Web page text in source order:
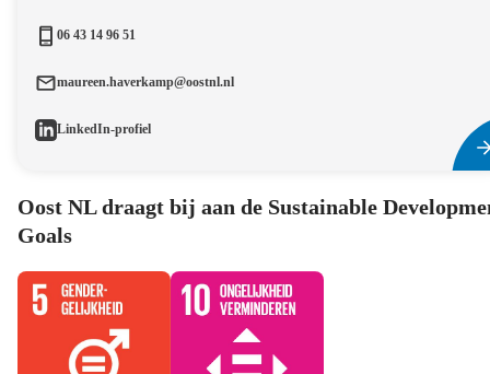
06 43 14 96 51
maureen.haverkamp@oostnl.nl
LinkedIn-profiel
Oost NL draagt bij aan de Sustainable
Goals